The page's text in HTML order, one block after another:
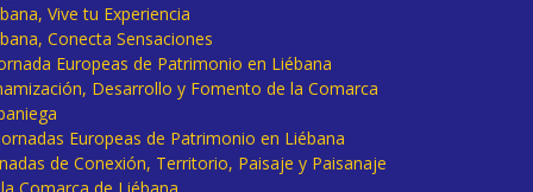
Vive tu Experiencia
Conecta Sensaciones
Europeas de Patrimonio en Liébana
Desarrollo y Fomento de la Comarca
Europeas de Patrimonio en Liébana
de Conexión, Territorio, Paisaje y Paisanaje